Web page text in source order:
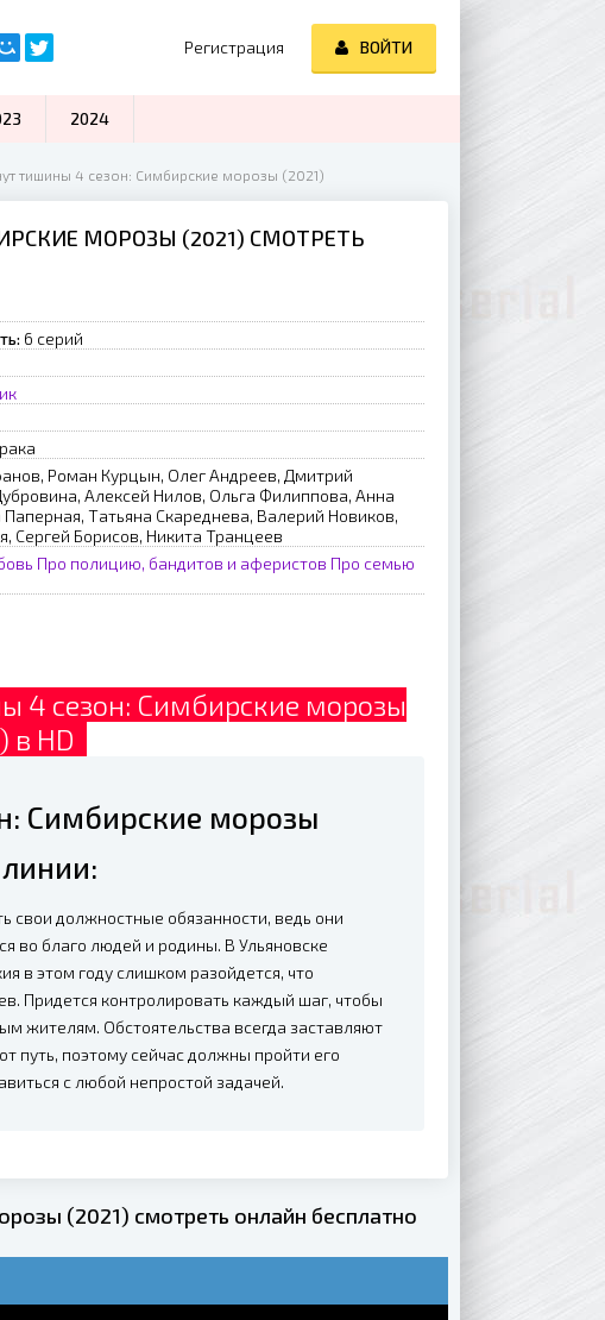
тишины 4 сезон: Симбирские морозы (2021)
МОРОЗЫ (2021) СМОТРЕТЬ
6 серий
Роман Курцын, Олег Андреев, Дмитрий
Алексей Нилов, Ольга Филиппова, Анна
Татьяна Скареднева, Валерий Новиков,
Сергей Борисов, Никита Транцеев
Про полицию, бандитов и аферистов Про семью
4 сезон: Симбирские морозы
в HD
Симбирские морозы
должностные обязанности, ведь они
во благо людей и родины. В Ульяновске
в этом году слишком разойдется, что
Придется контролировать каждый шаг, чтобы
жителям. Обстоятельства всегда заставляют
путь, поэтому сейчас должны пройти его
с любой непростой задачей.
(2021) смотреть онлайн бесплатно
Регистрация ВОЙТИ
2024